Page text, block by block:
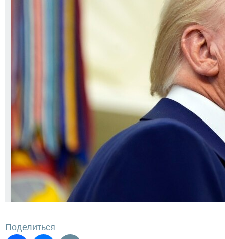
Поделиться